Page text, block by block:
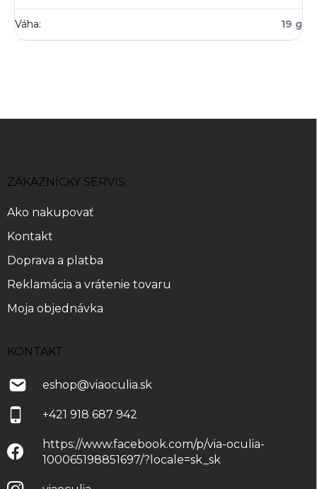
Váha: 19 g
e
ZÁKAZNÍCKY SERVIS
Ako nakupovať
Kontakt
Doprava a platba
Reklamácia a vrátenie tovaru
Moja objednávka
KONTAKT
eshop@viaoculia.sk
+421 918 687 942
https://www.facebook.com/p/via-oculia-
100065198851697/?locale=sk_sk